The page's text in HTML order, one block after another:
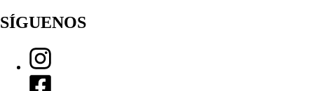
SÍGUENOS